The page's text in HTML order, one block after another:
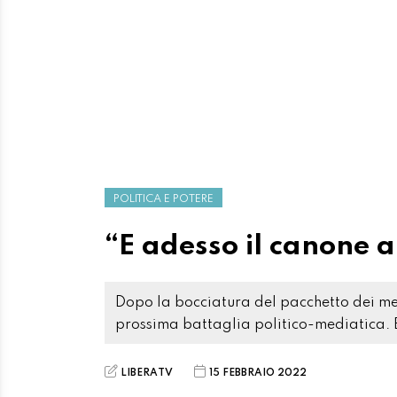
POLITICA E POTERE
“E adesso il canone
Dopo la bocciatura del pacchetto dei
prossima battaglia politico-mediatica.
LIBERATV 15 FEBBRAIO 2022